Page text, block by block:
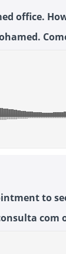
office.
to
com